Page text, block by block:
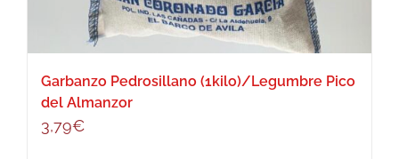
Garbanzo Pedrosillano (1kilo)/Legumbre Pico
del Almanzor
3,79€